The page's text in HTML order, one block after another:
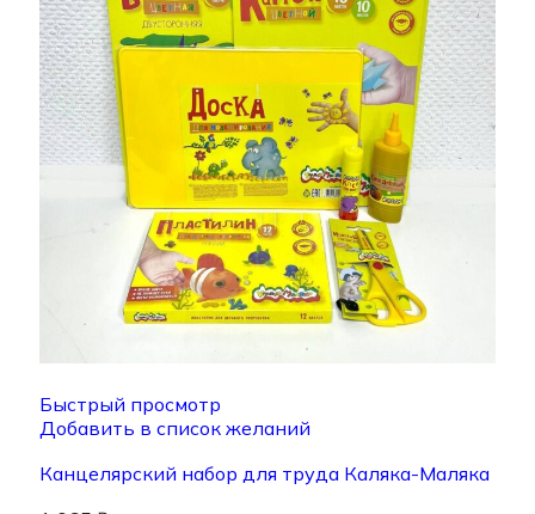
Быстрый просмотр
Добавить в список желаний
Канцелярский набор для труда Каляка-Маляка